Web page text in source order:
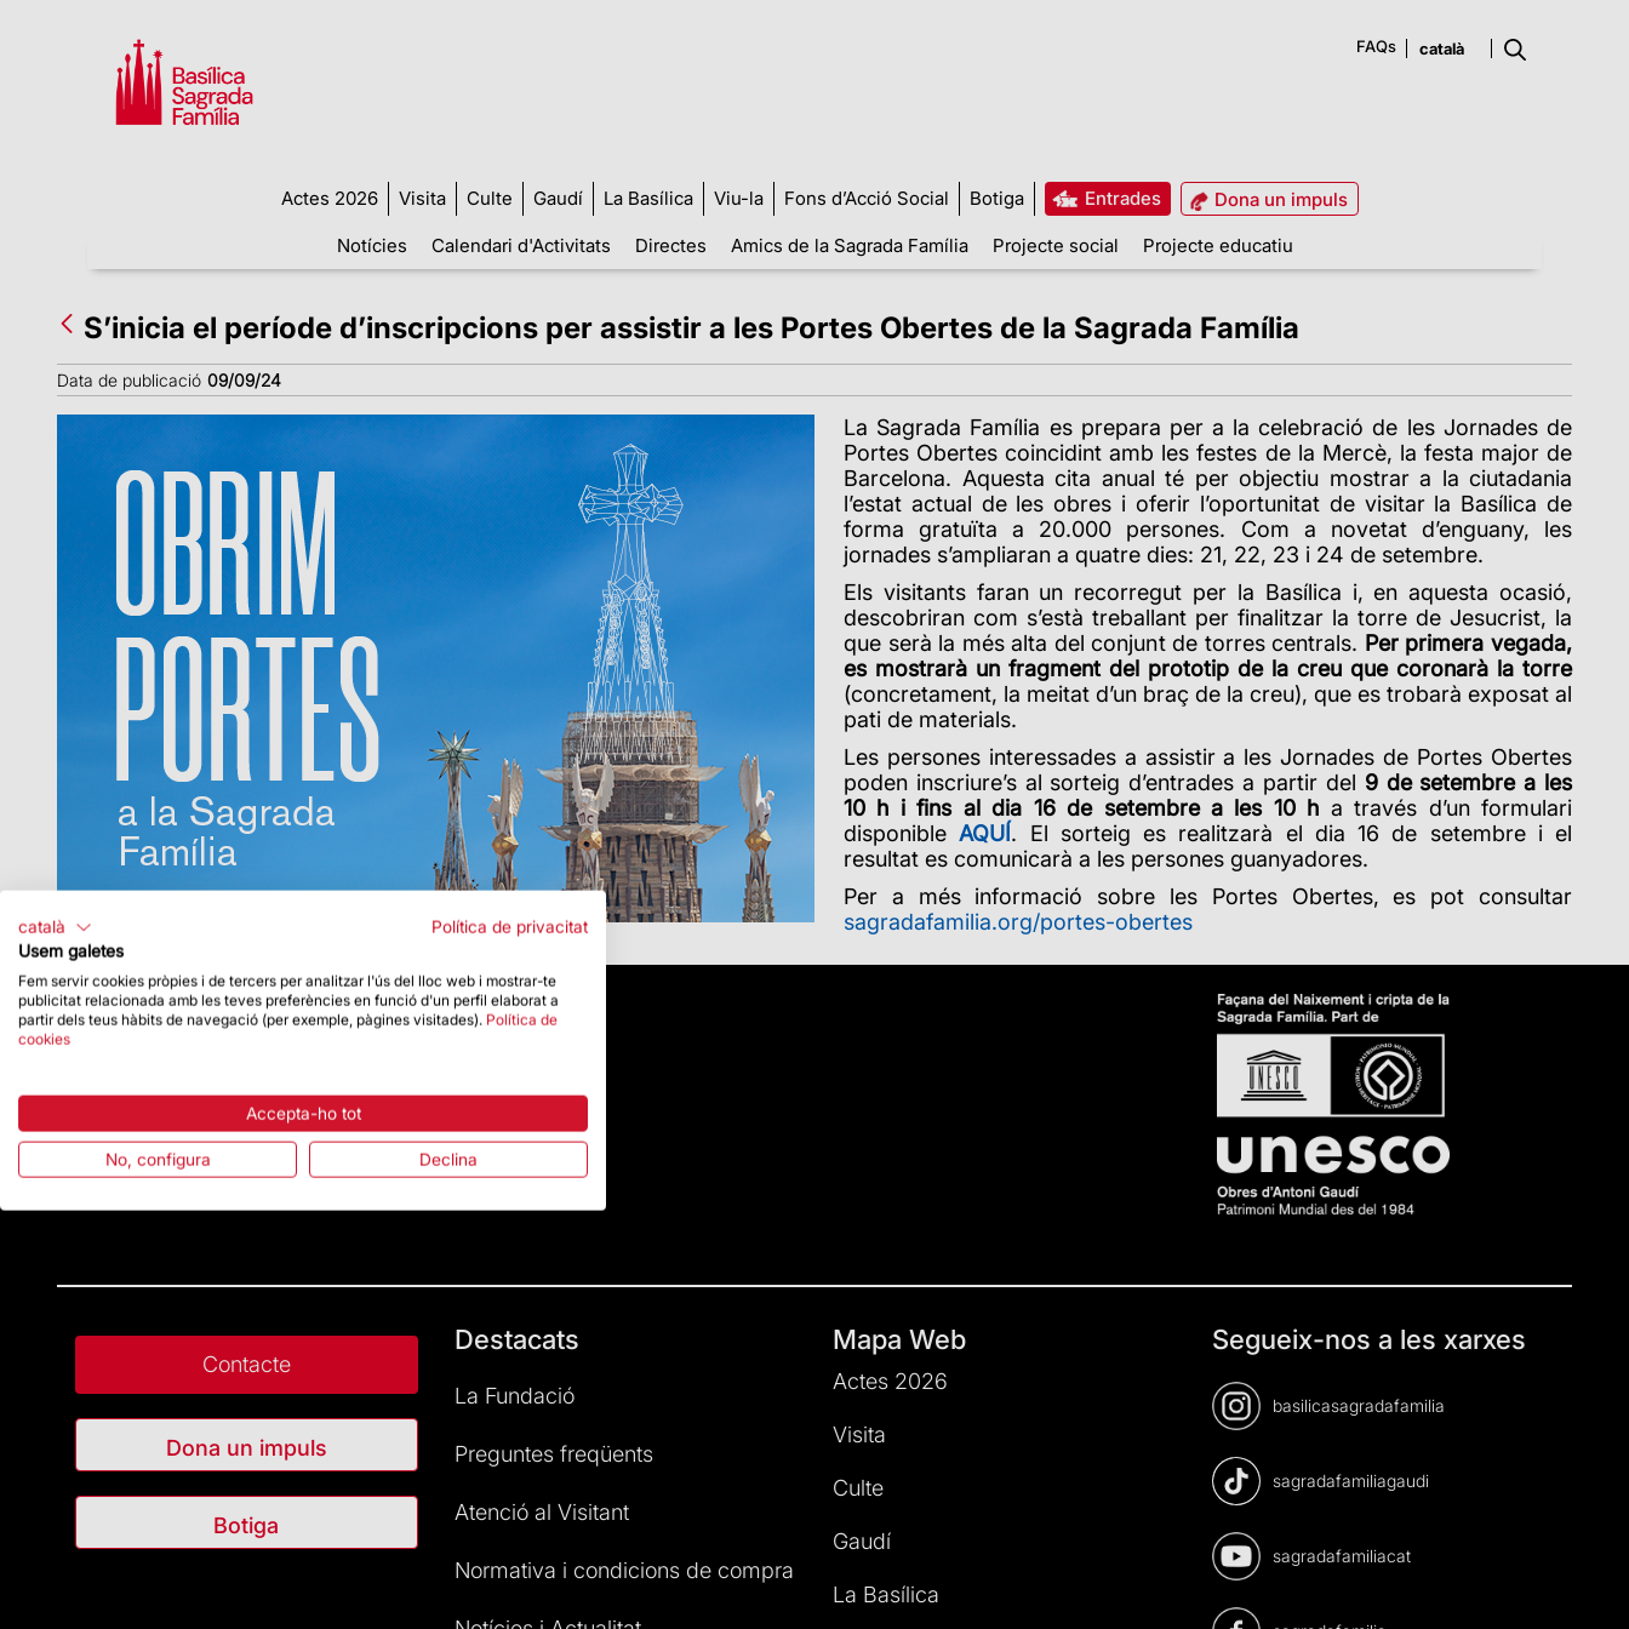
FAQs
Actes 2026 Visita Culte Gaudí La Basílica Viu-la Fons d’Acció Social Botiga Entrades
Dona un impuls
Notícies
Calendari d'Activitats Directes Amics de la Sagrada Família Projecte social Projecte educatiu
S’inicia el període d’inscripcions per assistir a les Portes Obertes de la Sagrada Família
Data de publicació 09/09/24
La Sagrada Família es prepara per a la celebració de les Jornades de
Portes Obertes coincidint amb les festes de la Mercè, la festa major de
Barcelona. Aquesta cita anual té per objectiu mostrar a la ciutadania
l’estat actual de les obres i oferir l’oportunitat de visitar la Basílica de
forma gratuïta a 20.000 persones. Com a novetat d’enguany, les
jornades s’ampliaran a quatre dies: 21, 22, 23 i 24 de setembre.
Els visitants faran un recorregut per la Basílica i, en aquesta ocasió,
descobriran com s’està treballant per finalitzar la torre de Jesucrist, la
que serà la més alta del conjunt de torres centrals. Per primera vegada,
es mostrarà un fragment del prototip de la creu que coronarà la torre
(concretament, la meitat d’un braç de la creu), que es trobarà exposat al
pati de materials.
Les persones interessades a assistir a les Jornades de Portes Obertes
poden inscriure’s al sorteig d’entrades a partir del 9 de setembre a les
10 h i fins al dia 16 de setembre a les 10 h a través d’un formulari
disponibleAQUÍ. El sorteig es realitzarà el dia 16 de setembre i el
resultat es comunicarà a les persones guanyadores.
Per a més informació sobre les Portes Obertes, es pot consultar
sagradafamilia.org/portes-obertes
Contacte
Dona un impuls
Botiga
Destacats
La Fundació
Preguntes freqüents
Atenció al Visitant
Normativa i condicions de compra
Mapa Web
Actes 2026
Visita
Culte
Gaudí
La Basílica
Segueix-nos a les xarxes
basilicasagradafamilia
sagradafamiliagaudi
sagradafamiliacat
català
Política de privacitat
Usem galetes
Fem servir cookies pròpies i de tercers per analitzar l'ús del lloc web i mostrar-te
publicitat relacionada amb les teves preferències en funció d'un perfil elaborat a
partir dels teus hàbits de navegació (per exemple, pàgines visitades). Política de
cookies
Accepta-ho tot
No, configura Declina